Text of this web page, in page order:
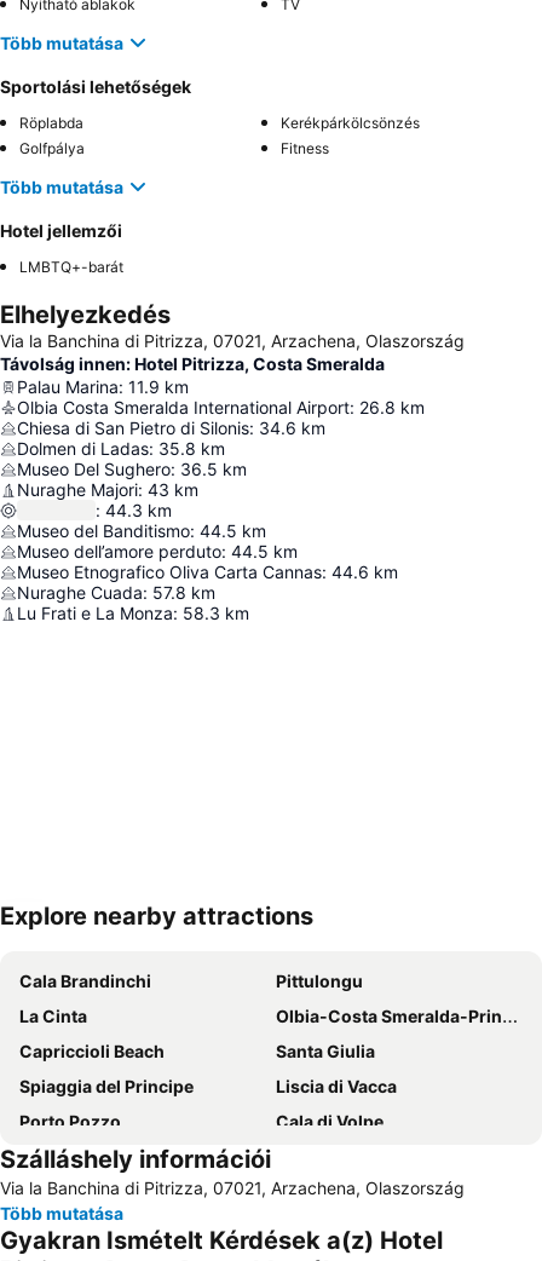
Nyitható ablakok TV
Több mutatása
Sportolási lehetőségek
Röplabda
Kerékpárkölcsönzés
Golfpálya
Fitness
Több mutatása
Hotel jellemzői
LMBTQ+-barát
Elhelyezkedés
Via la Banchina di Pitrizza, 07021, Arzachena, Olaszország
Távolság innen: Hotel Pitrizza, Costa Smeralda
Palau Marina: 11.9 km
Olbia Costa Smeralda International Airport: 26.8 km
Chiesa di San Pietro di Silonis: 34.6 km
Dolmen di Ladas: 35.8 km
Museo Del Sughero: 36.5 km
Nuraghe Majori: 43 km
: 44.3 km
Museo del Banditismo: 44.5 km
Museo dell’amore perduto: 44.5 km
Museo Etnografico Oliva Carta Cannas: 44.6 km
Nuraghe Cuada: 57.8 km
Lu Frati e La Monza: 58.3 km
Nagy méretű térkép
Explore nearby attractions
Cala Brandinchi
Pittulongu
La Cinta
Olbia-Costa Smeralda-Prince Karim Aga Khan IV Airport
Capriccioli Beach
Santa Giulia
Spiaggia del Principe
Liscia di Vacca
Porto Pozzo
Cala di Volpe
Marinella
Baia Sardinia
Spargi
Poltu Quatu
Cala Spinosa
Szálláshely információi
Via la Banchina di Pitrizza, 07021, Arzachena, Olaszország
Több mutatása
Gyakran Ismételt Kérdések a(z) Hotel